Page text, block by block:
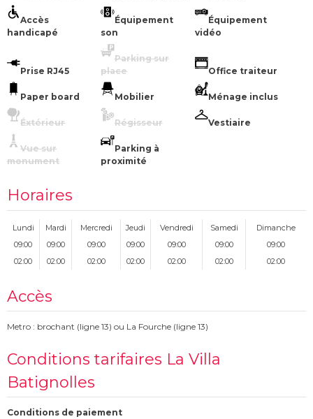
Accès
handicapé
Équipement
son
Équipement
vidéo
Prise RJ45
Parking sur
place
Office traiteur
Paper board Mobilier Ménage inclus
Éxtérieur Régisseur Vestiaire
Vue sur
monument
Parking à
proximité
Horaires
Lundi Mardi Mercredi Jeudi Vendredi Samedi
Dimanche
09:00
09:00 09:00 09:00 09:00 09:00
09:00
02:00
02:00 02:00 02:00 02:00 02:00 02:00
Accès
Metro : brochant (ligne 13) ou La Fourche (ligne 13)
Conditions tarifaires La Villa
Batignolles
Conditions de paiement